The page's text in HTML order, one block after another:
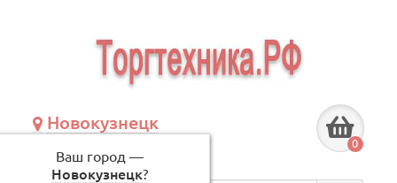
Новокузнецк
Ваш город —
Новокузнецк?
по будням, с 09:00 до 18:00
0